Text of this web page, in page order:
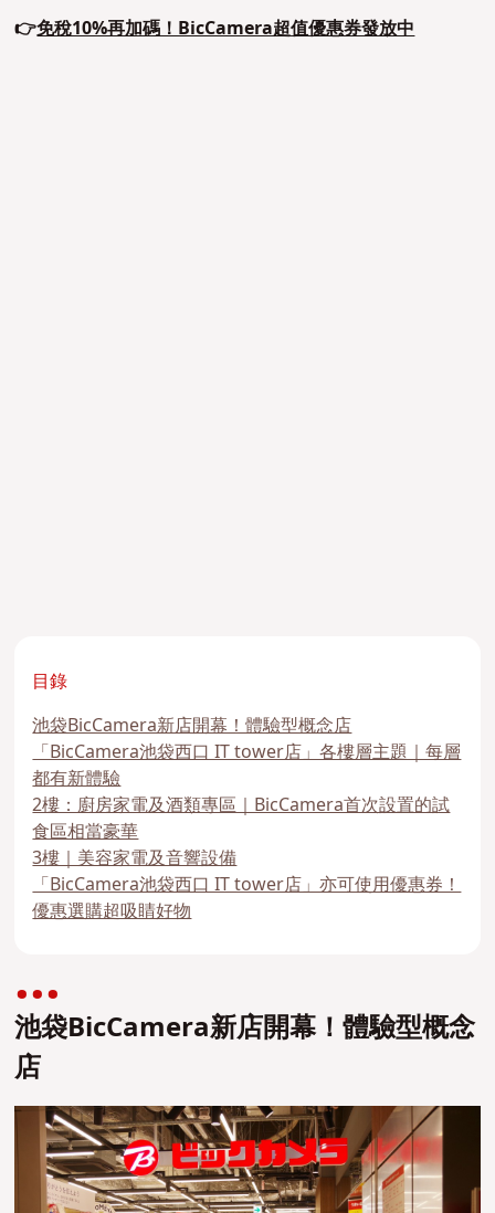
👉免稅10%再加碼！BicCamera超值優惠券發放中
目錄
池袋BicCamera新店開幕！體驗型概念店
「BicCamera池袋西口 IT tower店」各樓層主題｜每層
都有新體驗
2樓：廚房家電及酒類專區｜BicCamera首次設置的試
食區相當豪華
3樓｜美容家電及音響設備
「BicCamera池袋西口 IT tower店」亦可使用優惠券！
優惠選購超吸睛好物
池袋BicCamera新店開幕！體驗型概念
店